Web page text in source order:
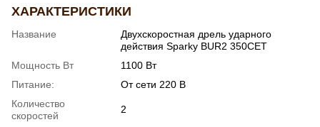
ХАРАКТЕРИСТИКИ
Название
Двухскоростная дрель ударного
действия Sparky BUR2 350CET
Мощность Вт
1100 Вт
Питание:
От сети 220 В
Количество
скоростей
2